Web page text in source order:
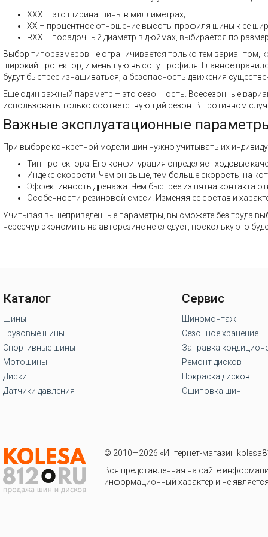
XXX – это ширина шины в миллиметрах;
XX – процентное отношение высоты профиля шины к ее
RXX – посадочный диаметр в дюймах, выбирается по
Выбор типоразмеров не ограничивается только тем
широкий протектор, и меньшую высоту профиля. Главное
будут быстрее изнашиваться, а безопасность движения
Еще один важный параметр – это сезонность. Всесезонные
использовать только соответствующий сезон. В противном
Важные эксплуатационные
При выборе конкретной модели шин нужно учитывать их
Тип протектора. Его конфигурация определяет ходовые
Индекс скорости. Чем он выше, тем больше скорость, на
Эффективность дренажа. Чем быстрее из пятна контакта
Особенности резиновой смеси. Изменяя ее состав и
Учитывая вышеприведенные параметры, вы сможете без труда
чересчур экономить на авторезине не следует, поскольку это
Каталог
Шины
Грузовые шины
Спортивные шины
Мотошины
Диски
Датчики давления
Сервис
Шиномонтаж
Сезонное хранение
Заправка
Ремонт дисков
Покраска дисков
Ошиповка шин
© 2010—2026 «Интернет-магазин
Вся представленная на сайте
информационный характер и не